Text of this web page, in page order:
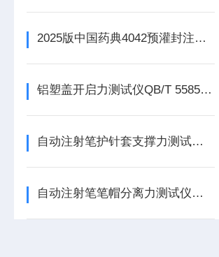
2025版中国药典4042预灌封注射器护帽开启性能测定方案
铝塑盖开启力测试仪QB/T 5585在药品包装铝塑组合盖开启力性能的测试方案
自动注射笔护针套支撑力测试仪的解决方案
自动注射笔笔帽分离力测试仪的解决方案